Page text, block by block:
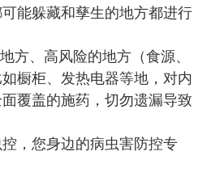
能躲藏和孳生的地方都进行
方、高风险的地方（食源、
橱柜、发热电器等地，对内
覆盖的施药，切勿遗漏导致
，您身边的病虫害防控专